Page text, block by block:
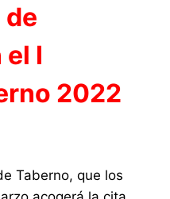
I
2022
Taberno, que los